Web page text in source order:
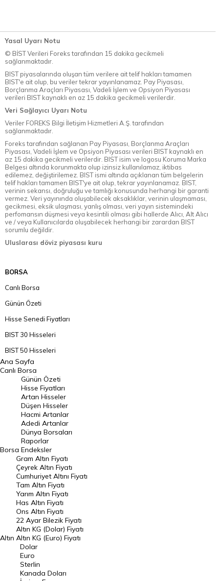
Yasal Uyarı Notu
© BİST Verileri Foreks tarafından 15 dakika gecikmeli
sağlanmaktadır.
BIST piyasalarında oluşan tüm verilere ait telif hakları tamamen
BIST'e ait olup, bu veriler tekrar yayınlanamaz. Pay Piyasası,
Borçlanma Araçları Piyasası, Vadeli İşlem ve Opsiyon Piyasası
verileri BIST kaynaklı en az 15 dakika gecikmeli verilerdir.
Veri Sağlayıcı Uyarı Notu
Veriler FOREKS Bilgi İletişim Hizmetleri A.Ş. tarafından
sağlanmaktadır.
Foreks tarafından sağlanan Pay Piyasası, Borçlanma Araçları
Piyasası, Vadeli İşlem ve Opsiyon Piyasası verileri BIST kaynaklı en
az 15 dakika gecikmeli verilerdir. BIST isim ve logosu Koruma Marka
Belgesi altında korunmakta olup izinsiz kullanılamaz, iktibas
edilemez, değiştirilemez. BIST ismi altında açıklanan tüm belgelerin
telif hakları tamamen BIST'ye ait olup, tekrar yayınlanamaz. BIST,
verinin sekansı, doğruluğu ve tamlığı konusunda herhangi bir garanti
vermez. Veri yayınında oluşabilecek aksaklıklar, verinin ulaşmaması,
gecikmesi, eksik ulaşması, yanlış olması, veri yayın sistemindeki
perfomansın düşmesi veya kesintili olması gibi hallerde Alıcı, Alt Alıcı
ve / veya Kullanıcılarda oluşabilecek herhangi bir zarardan BIST
sorumlu değildir.
Uluslarası döviz piyasası kuru
BORSA
Canlı Borsa
Günün Özeti
Hisse Senedi Fiyatları
BIST 30 Hisseleri
BIST 50 Hisseleri
BIST 100 Hisseleri
En Çok Artan Hisseler
En Çok Düşen Hisseler
Hacmi Artanlar
Geçmiş Kapanışlar
Dünya Borsaları
Raporlar
Endeksler
DÖVİZ
Döviz Kuru
Dolar Kuru
Euro Kuru
Pound Kuru
Frank Kuru
Ana Sayfa
Canlı Borsa
Borsa
Günün Özeti
Hisse Fiyatları
Artan Hisseler
Düşen Hisseler
Hacmi Artanlar
Adedi Artanlar
Dünya Borsaları
Raporlar
Endeksler
Altın
Gram Altın Fiyatı
Çeyrek Altın Fiyatı
Cumhuriyet Altını Fiyatı
Tam Altın Fiyatı
Yarım Altın Fiyatı
Has Altın Fiyatı
Ons Altın Fiyatı
22 Ayar Bilezik Fiyatı
Altın KG (Dolar) Fiyatı
Altın KG (Euro) Fiyatı
Dolar
Euro
Sterlin
Kanada Doları